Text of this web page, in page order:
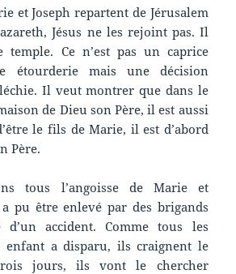
et Joseph repartent de Jérusalem
Jésus ne les rejoint pas. Il
temple. Ce n’est pas un caprice
étourderie mais une décision
Il veut montrer que dans le
de Dieu son Père, il est aussi
le fils de Marie, il est d’abord
Père.
tous l’angoisse de Marie et
a pu être enlevé par des brigands
accident. Comme tous les
enfant a disparu, ils craignent le
jours, ils vont le chercher